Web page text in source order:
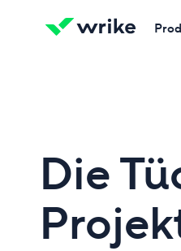
Die